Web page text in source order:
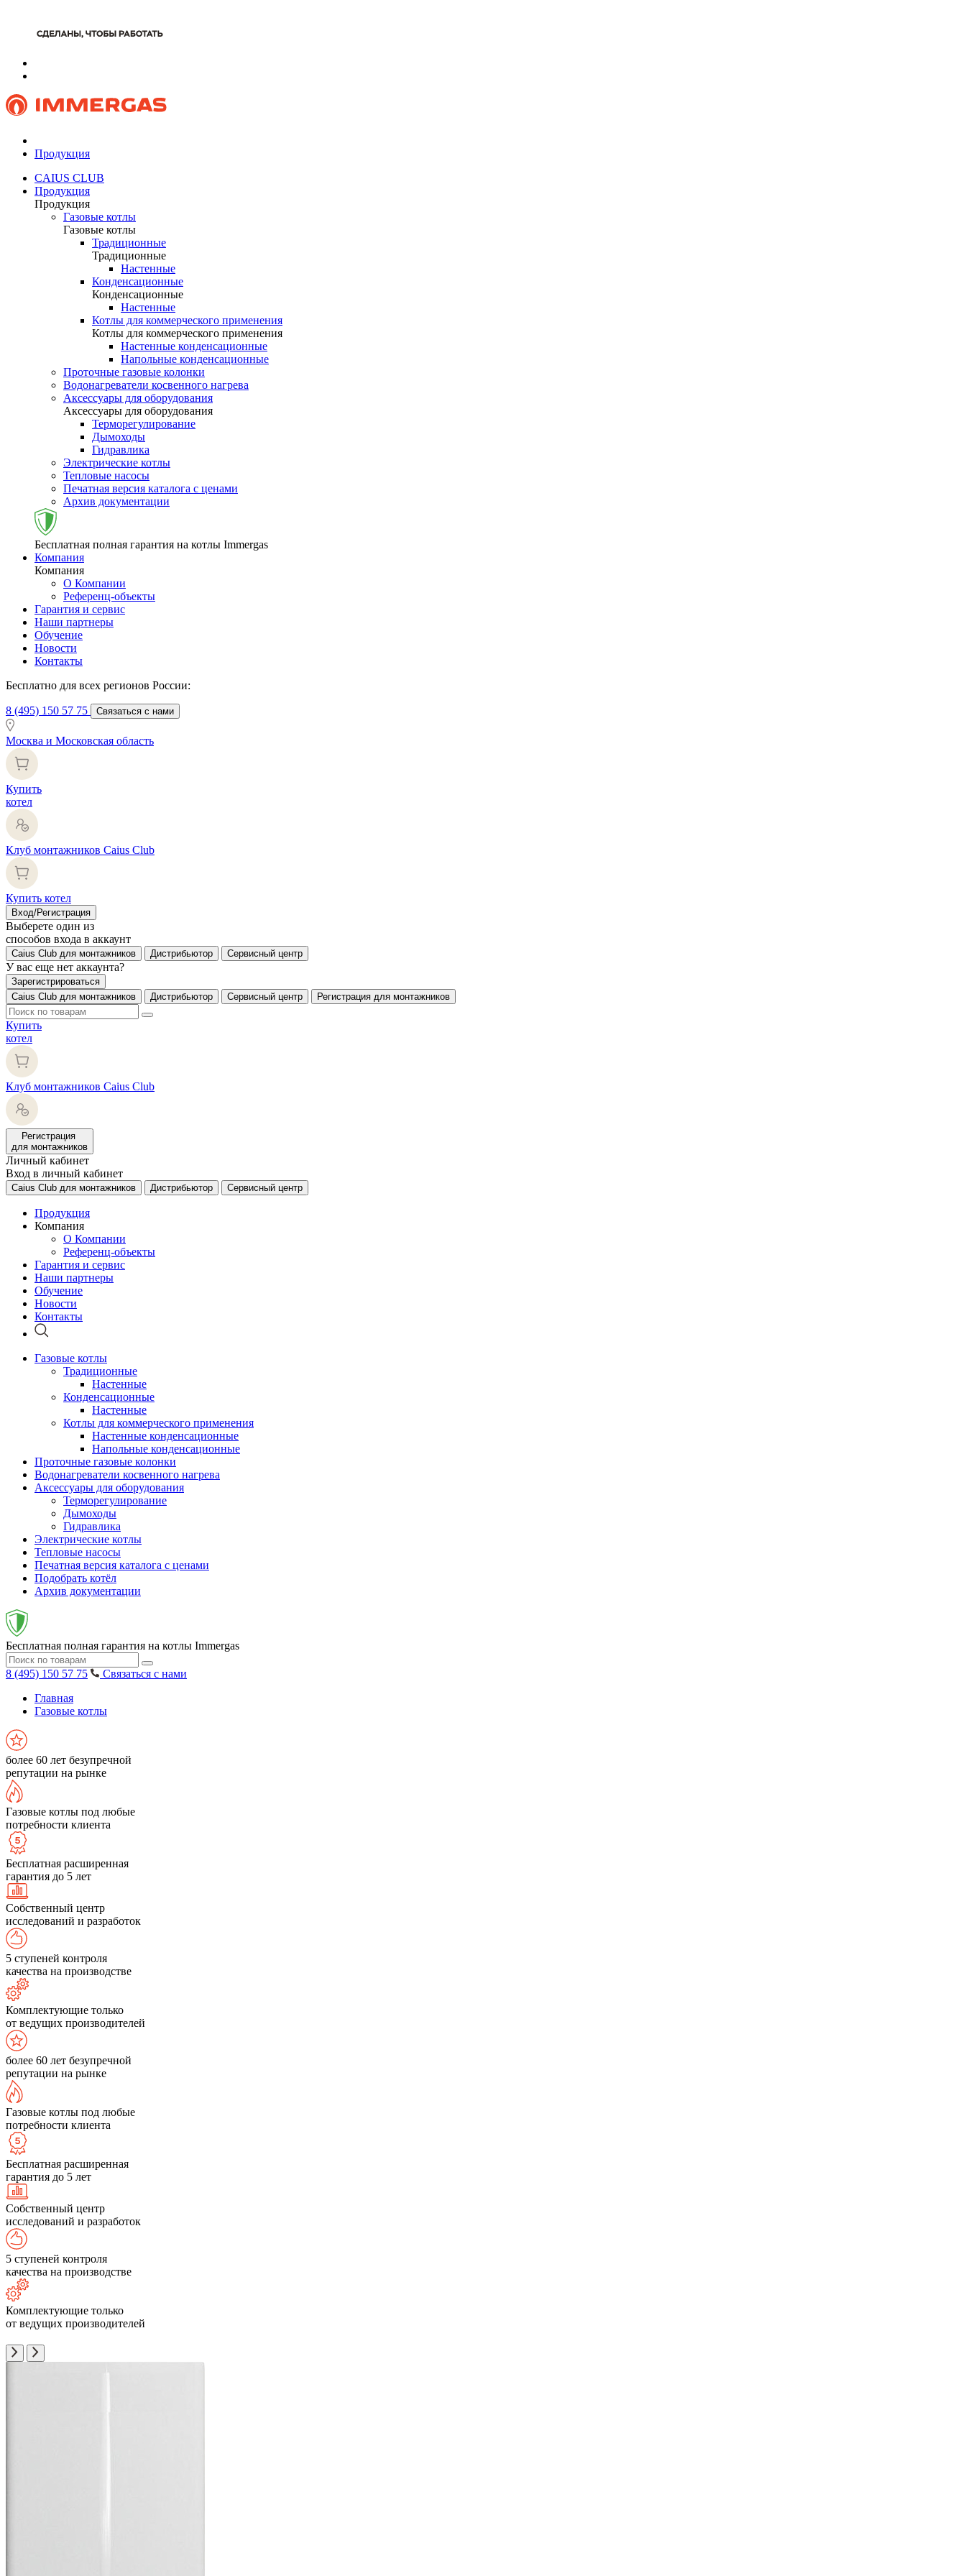
Продукция
CAIUS CLUB
Продукция
Продукция
Газовые котлы
Газовые котлы
Традиционные
Традиционные
Настенные
Конденсационные
Конденсационные
Настенные
Котлы для коммерческого применения
Котлы для коммерческого применения
Настенные конденсационные
Напольные конденсационные
Проточные газовые колонки
Водонагреватели косвенного нагрева
Аксессуары для оборудования
Аксессуары для оборудования
Терморегулирование
Дымоходы
Гидравлика
Электрические котлы
Тепловые насосы
Печатная версия каталога с ценами
Архив документации
Бесплатная полная гарантия на котлы Immergas
Компания
Компания
О Компании
Референц-объекты
Гарантия и сервис
Наши партнеры
Обучение
Новости
Контакты
Бесплатно для всех регионов России:
8 (495) 150 57 75 Связаться с нами
Москва и Московская область
Купить
котел
Клуб монтажников Caius Club
Купить котел
Вход/Регистрация
Выберете один из
способов входа в аккаунт
Caius Club для монтажников Дистрибьютор Сервисный центр
У вас еще нет аккаунта?
Зарегистрироваться
Caius Club для монтажников
Дистрибьютор Сервисный центр Регистрация для монтажников
Купить
котел
Клуб монтажников Caius Club
Регистрация
для монтажников
Личный кабинет
Вход в личный кабинет
Caius Club для монтажников Дистрибьютор Сервисный центр
Продукция
Компания
О Компании
Референц-объекты
Гарантия и сервис
Наши партнеры
Обучение
Новости
Контакты
Газовые котлы
Традиционные
Настенные
Конденсационные
Настенные
Котлы для коммерческого применения
Настенные конденсационные
Напольные конденсационные
Проточные газовые колонки
Водонагреватели косвенного нагрева
Аксессуары для оборудования
Терморегулирование
Дымоходы
Гидравлика
Электрические котлы
Тепловые насосы
Печатная версия каталога с ценами
Подобрать котёл
Архив документации
Бесплатная полная гарантия на котлы Immergas
8 (495) 150 57 75
Связаться с нами
Главная
Газовые котлы
более 60 лет безупречной
репутации на рынке
Газовые котлы под любые
потребности клиента
Бесплатная расширенная
гарантия до 5 лет
Собственный центр
исследований и разработок
5 ступеней контроля
качества на производстве
Комплектующие только
от ведущих производителей
более 60 лет безупречной
репутации на рынке
Газовые котлы под любые
потребности клиента
Бесплатная расширенная
гарантия до 5 лет
Собственный центр
исследований и разработок
5 ступеней контроля
качества на производстве
Комплектующие только
от ведущих производителей